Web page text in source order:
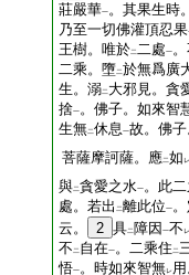
莊嚴華一。其果生時
乃至一切佛灌頂忍果
王樹。唯於二二處一
二乘。墮二於無爲廣
生。溺二 大邪見。貪
捨一。佛子。如來智
生無二休息一故。佛
菩薩摩訶薩。應二如 レ
與二貪愛之水一。此
處。若出 二離此位一
云。
2 具二 障因 一不 レ
不 二 自在一。二乘住 二
悟一。時如來智無レ